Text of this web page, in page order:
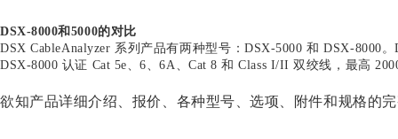
DSX-8000和5000的对比
DSX CableAnalyzer 系列产品有两种型号：DSX-5000 和 DSX-8000
DSX-8000 认证 Cat 5e、6、6A、Cat 8 和 Class I/II 双绞线，最高
欲知产品详细介绍、报价、各种型号、选项、附件和规格